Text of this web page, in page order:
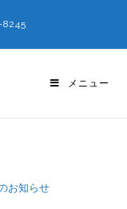
8245
メニュー
お知らせ